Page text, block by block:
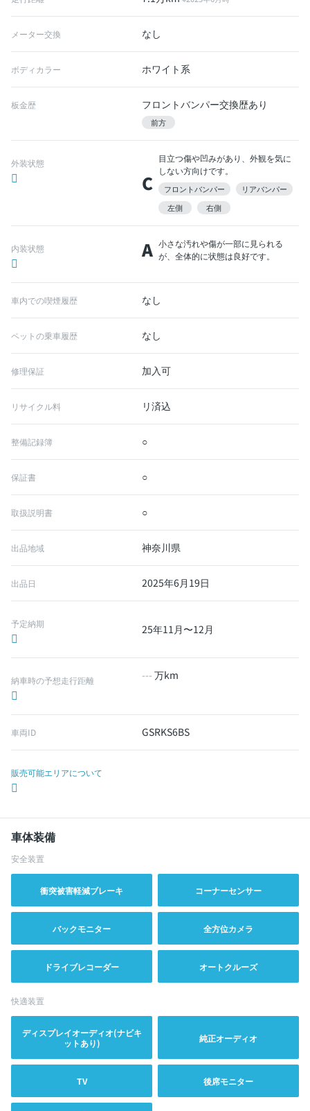
メーター交換 なし
ボディカラー ホワイト系
板金歴 フロントバンパー交換歴あり
前方
外装状態
C
目立つ傷や凹みがあり、外観を気に
しない方向けです。
フロントバンパー
リアバンパー
左側
右側
内装状態 A 小さな汚れや傷が一部に見られる
が、全体的に状態は良好です。
車内での喫煙履歴 なし
ペットの乗車履歴 なし
修理保証 加入可
リサイクル料 リ済込
整備記録簿 ○
保証書 ○
取扱説明書 ○
出品地域 神奈川県
出品日 2025年6月19日
予定納期 25年11月〜12月
納車時の予想走行距離 --- 万km
車両ID GSRKS6BS
販売可能エリアについて
車体装備
安全装置
衝突被害軽減ブレーキ コーナーセンサー
バックモニター 全方位カメラ
ドライブレコーダー オートクルーズ
快適装置
ディスプレイオーディオ(ナビキ
ットあり)
純正オーディオ
TV 後席モニター